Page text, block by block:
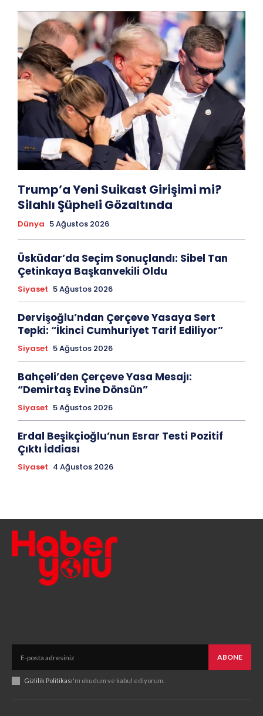
Trump’a Yeni Suikast Girişimi mi?
Silahlı Şüpheli Gözaltında
Dünya 5 Ağustos 2026
Üsküdar’da Seçim Sonuçlandı: Sibel Tan
Çetinkaya Başkanvekili Oldu
Siyaset 5 Ağustos 2026
Dervişoğlu’ndan Çerçeve Yasaya Sert
Tepki: “İkinci Cumhuriyet Tarif Ediliyor”
Siyaset 5 Ağustos 2026
Bahçeli’den Çerçeve Yasa Mesajı:
“Demirtaş Evine Dönsün”
Siyaset 5 Ağustos 2026
Erdal Beşikçioğlu’nun Esrar Testi Pozitif
Çıktı İddiası
Siyaset 4 Ağustos 2026
ABONE
Gizlilik Politikası'nı okudum ve kabul ediyorum.